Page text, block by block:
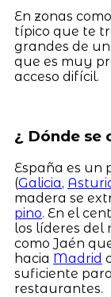
En zonas
típico que te
grandes de
que es muy
acceso difícil.
¿ Dónde se
España es un
(Galicia,
madera se
pino. En el
los líderes del
como Jaén
hacia Madrid
suficiente
restaurantes.